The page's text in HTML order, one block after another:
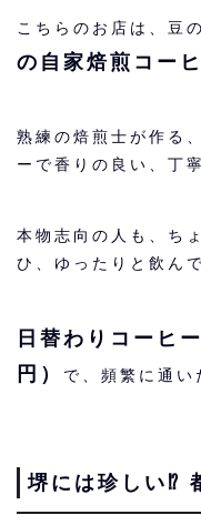
こちらのお店は、豆
の自家焙煎コー
熟練の焙煎士が作る
ーで香りの良い、丁
本物志向の人も、ち
ひ、ゆったりと飲ん
日替わりコーヒ
円）
で、頻繁に通い
堺には珍しい⁉︎